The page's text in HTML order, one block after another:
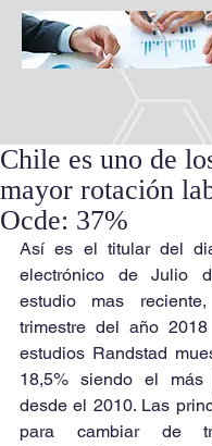
Chile es uno de
mayor rotación
Ocde: 37%
Así es el titular del
electrónico de Julio
estudio mas
trimestre del año
estudios Randstad
18,5% siendo el más
desde el 2010. Las
para cambiar de